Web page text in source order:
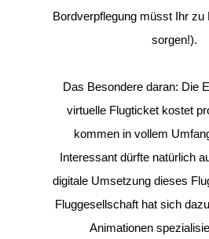
Bordverpflegung müsst Ihr zu
sorgen!).
Das Besondere daran: Die
virtuelle Flugticket kostet
kommen in vollem
Interessant dürfte natürlich
digitale Umsetzung dieses
Fluggesellschaft hat sich
Animationen